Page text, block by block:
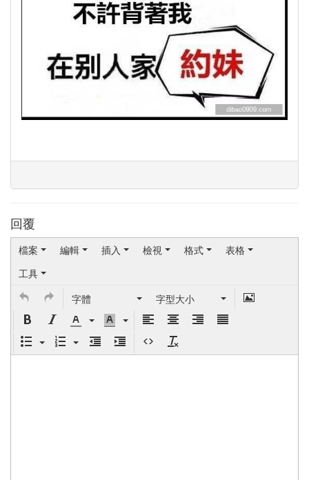
回覆
檔案 編輯 插入 檢視 格式
表格
工具
字體
字型大小